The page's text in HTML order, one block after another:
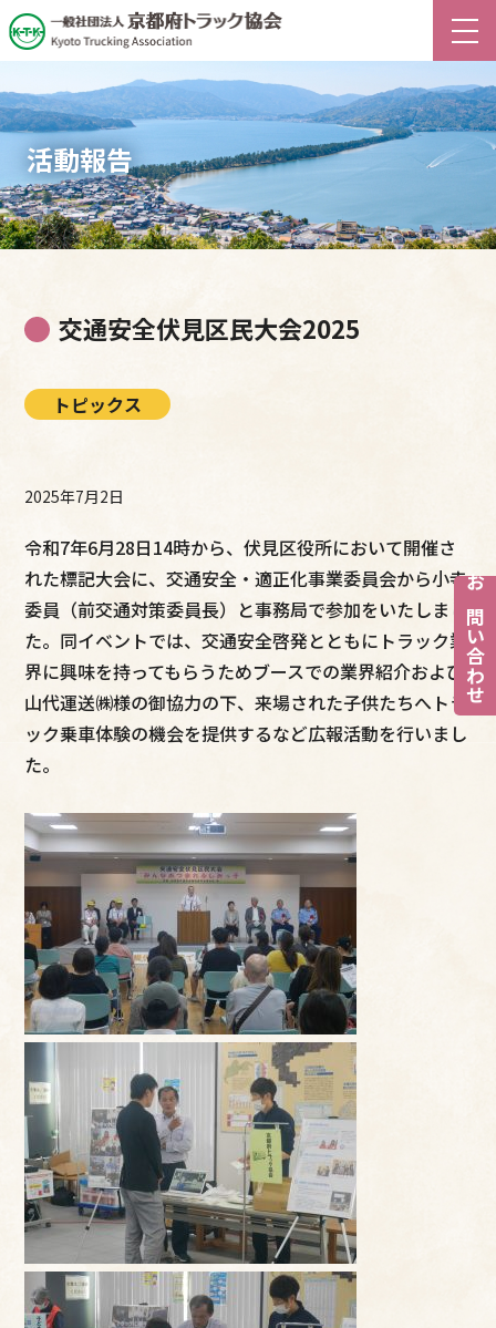
お問い合わせ
活動報告
交通安全伏見区民大会2025
トピックス
2025年7月2日
令和7年6月28日14時から、伏見区役所において開催さ
れた標記大会に、交通安全・適正化事業委員会から小寺
委員（前交通対策委員長）と事務局で参加をいたしまし
た。同イベントでは、交通安全啓発とともにトラック業
界に興味を持ってもらうためブースでの業界紹介および
山代運送㈱様の御協力の下、来場された子供たちへトラ
ック乗車体験の機会を提供するなど広報活動を行いまし
た。